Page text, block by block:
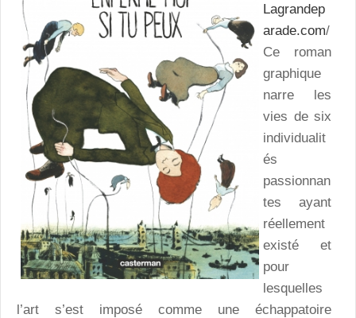
Lagrandep
arade.com/
Ce roman
graphique
narre les
vies de six
individualit
és
passionnan
tes ayant
réellement
existé et
pour
lesquelles
l’art s’est imposé comme une échappatoire